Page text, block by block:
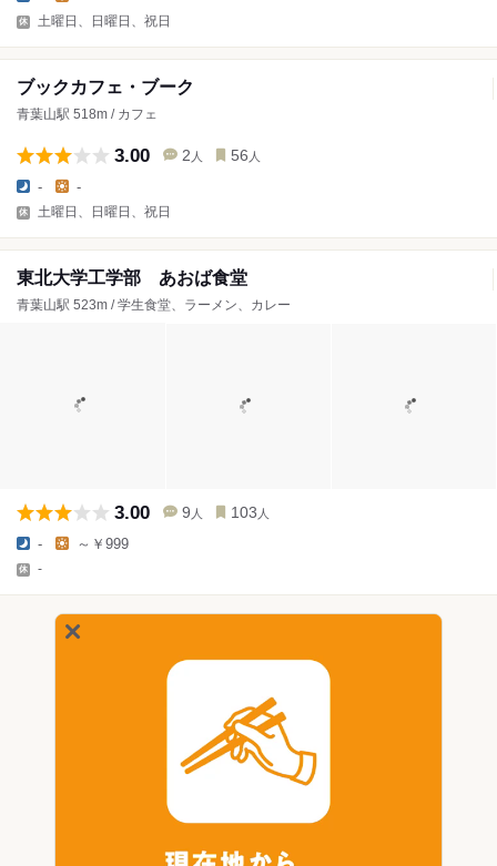
土曜日、日曜日、祝日
ブックカフェ・ブーク
青葉山駅 518m / カフェ
3.00 2 人 56 人
- -
土曜日、日曜日、祝日
東北大学工学部 あおば食堂
青葉山駅 523m / 学生食堂、ラーメン、カレー
3.00 9 人 103 人
- ～￥999
-